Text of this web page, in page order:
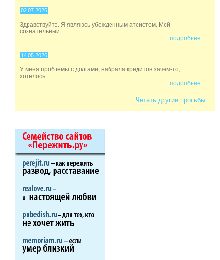
02.07.2026
Здравствуйте. Я являюсь убежденным атеистом. Мой
сознательный...
подробнее...
14.05.2026
У меня проблемы с долгами, набрала кредитов зачем-то,
хотелось...
подробнее...
Читать другие просьбы